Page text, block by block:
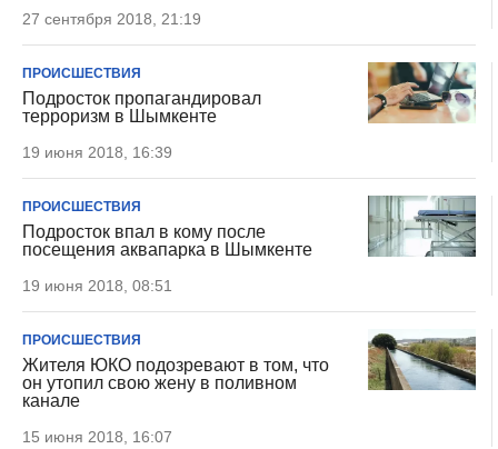
27 сентября 2018, 21:19
ПРОИСШЕСТВИЯ
Подросток пропагандировал
терроризм в Шымкенте
19 июня 2018, 16:39
ПРОИСШЕСТВИЯ
Подросток впал в кому после
посещения аквапарка в Шымкенте
19 июня 2018, 08:51
ПРОИСШЕСТВИЯ
Жителя ЮКО подозревают в том, что
он утопил свою жену в поливном
канале
15 июня 2018, 16:07